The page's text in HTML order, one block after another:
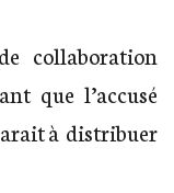
collaboration
que l’accusé
à distribuer